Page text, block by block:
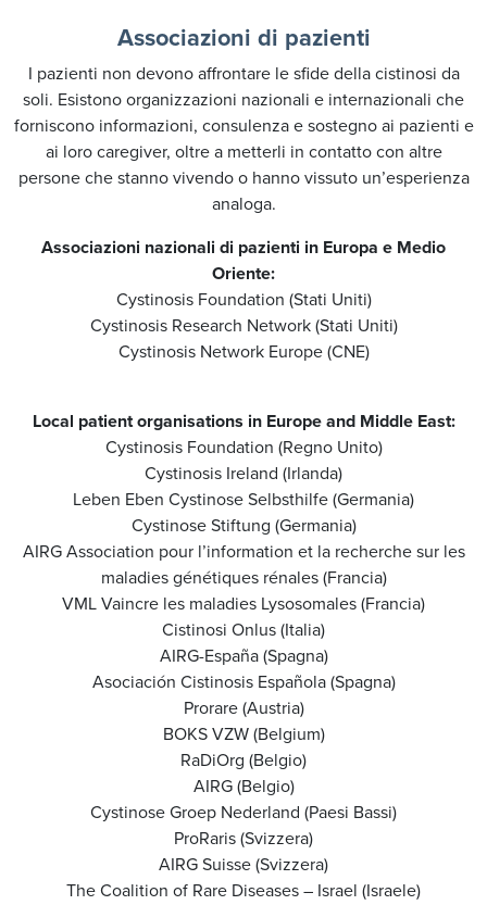
Associazioni di pazienti
I pazienti non devono affrontare le sfide della cistinosi da
soli. Esistono organizzazioni nazionali e internazionali che
forniscono informazioni, consulenza e sostegno ai pazienti e
ai loro caregiver, oltre a metterli in contatto con altre
persone che stanno vivendo o hanno vissuto un’esperienza
analoga.
Associazioni nazionali di pazienti in Europa e Medio
Oriente:
Cystinosis Foundation (Stati Uniti)
Cystinosis Research Network (Stati Uniti)
Cystinosis Network Europe (CNE)
Local patient organisations in Europe and Middle East:
Cystinosis Foundation (Regno Unito)
Cystinosis Ireland (Irlanda)
Leben Eben Cystinose Selbsthilfe (Germania)
Cystinose Stiftung (Germania)
AIRG Association pour l’information et la recherche sur les
maladies génétiques rénales (Francia)
VML Vaincre les maladies Lysosomales (Francia)
Cistinosi Onlus (Italia)
AIRG-España (Spagna)
Asociación Cistinosis Española (Spagna)
Prorare (Austria)
BOKS VZW (Belgium)
RaDiOrg (Belgio)
AIRG (Belgio)
Cystinose Groep Nederland (Paesi Bassi)
ProRaris (Svizzera)
AIRG Suisse (Svizzera)
The Coalition of Rare Diseases – Israel (Israele)